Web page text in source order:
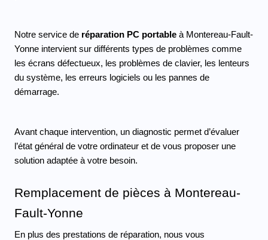
Notre service de réparation PC portable à Montereau-Fault-
Yonne intervient sur différents types de problèmes comme
les écrans défectueux, les problèmes de clavier, les lenteurs
du système, les erreurs logiciels ou les pannes de
démarrage.
Avant chaque intervention, un diagnostic permet d’évaluer
l’état général de votre ordinateur et de vous proposer une
solution adaptée à votre besoin.
Remplacement de pièces à Montereau-
Fault-Yonne
En plus des prestations de réparation, nous vous